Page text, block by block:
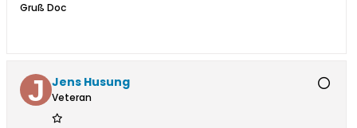
Gruß Doc
Jens Husung
Veteran